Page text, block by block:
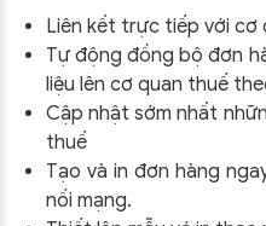
Liên kết trực tiếp với cơ
Tự động đồng bộ đơn
liệu lên cơ quan thuế
Cập nhật sớm nhất
thuế
Tạo và in đơn hàng
nối mạng.